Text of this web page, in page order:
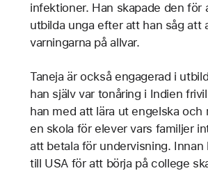
infektioner. Han skapade den för
utbilda unga efter att han såg att
varningarna på allvar.
Taneja är också engagerad i
han själv var tonåring i Indien
han med att lära ut engelska och
en skola för elever vars familjer
att betala för undervisning. Innan
till USA för att börja på college